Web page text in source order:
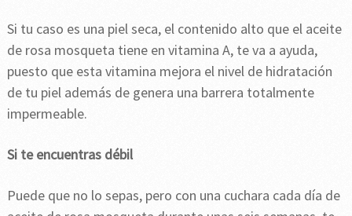
Si tu caso es una piel seca, el contenido alto que el aceite
de rosa mosqueta tiene en vitamina A, te va a ayuda,
puesto que esta vitamina mejora el nivel de hidratación
de tu piel además de genera una barrera totalmente
impermeable.
Si te encuentras débil
Puede que no lo sepas, pero con una cuchara cada día de